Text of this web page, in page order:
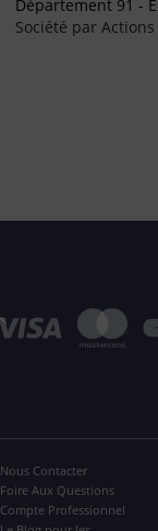
Département 91 -
Société par
Nous Contacter
Foire Aux Questions
Compte Professionnel